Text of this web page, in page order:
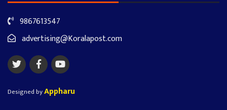
9867613547
advertising@Koralapost.com
Designed byAppharu